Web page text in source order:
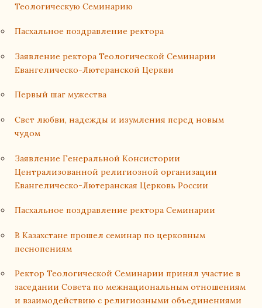
Теологическую Семинарию
Пасхальное поздравление ректора
Заявление ректора Теологической Семинарии
Евангелическо-Лютеранской Церкви
Первый шаг мужества
Свет любви, надежды и изумления перед новым
чудом
Заявление Генеральной Консистории
Централизованной религиозной организации
Евангелическо-Лютеранская Церковь России
Пасхальное поздравление ректора Семинарии
В Казахстане прошел семинар по церковным
песнопениям
Ректор Теологической Семинарии принял участие в
заседании Совета по межнациональным отношениям
и взаимодействию с религиозными объединениями